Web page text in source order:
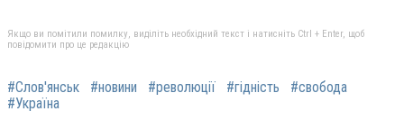
Якщо ви помітили помилку, виділіть необхідний текст і натисніть Ctrl + Enter, щоб
повідомити про це редакцію
#Слов'янськ #новини #революції #гідність
#свобода
#Україна